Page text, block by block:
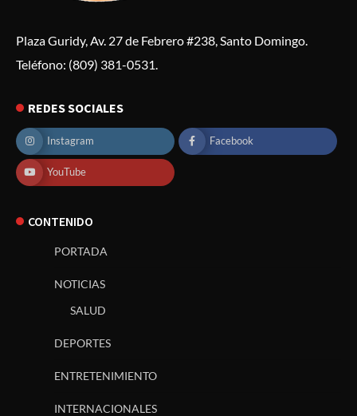
Plaza Guridy, Av. 27 de Febrero #238, Santo Domingo.
Teléfono: (809) 381-0531.
REDES SOCIALES
Instagram Facebook
YouTube
CONTENIDO
PORTADA
NOTICIAS
SALUD
DEPORTES
ENTRETENIMIENTO
INTERNACIONALES